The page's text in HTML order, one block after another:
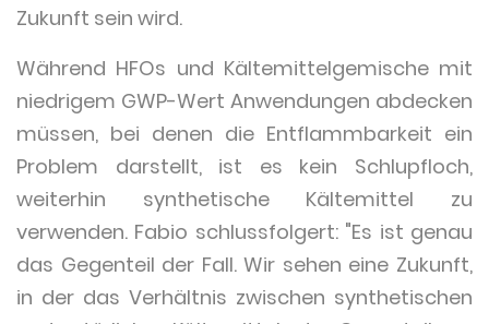
Zukunft sein wird.
Während HFOs und Kältemittelgemische mit
niedrigem GWP-Wert Anwendungen abdecken
müssen, bei denen die Entflammbarkeit ein
Problem darstellt, ist es kein Schlupfloch,
weiterhin synthetische Kältemittel zu
verwenden. Fabio schlussfolgert: "Es ist genau
das Gegenteil der Fall. Wir sehen eine Zukunft,
in der das Verhältnis zwischen synthetischen